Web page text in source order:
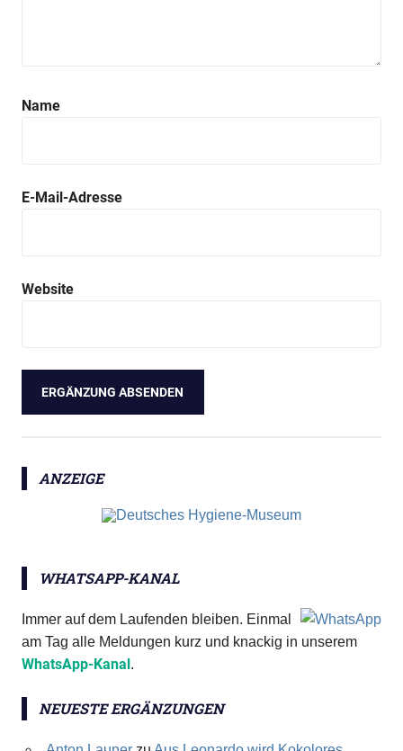
Name
E-Mail-Adresse
Website
ANZEIGE
WHATSAPP-KANAL
Immer auf dem Laufenden bleiben. Einmal
am Tag alle Meldungen kurz und knackig in unserem
WhatsApp-Kanal.
NEUESTE ERGÄNZUNGEN